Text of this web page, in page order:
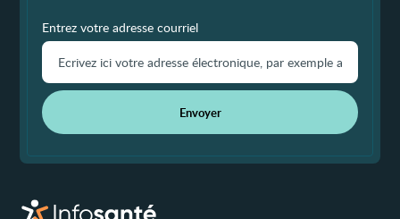
Entrez votre adresse courriel
Envoyer